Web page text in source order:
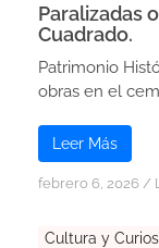
Paralizadas
Cuadrado.
Patrimonio
obras en el
Leer Más
febrero 6, 2026 /
Cultura y